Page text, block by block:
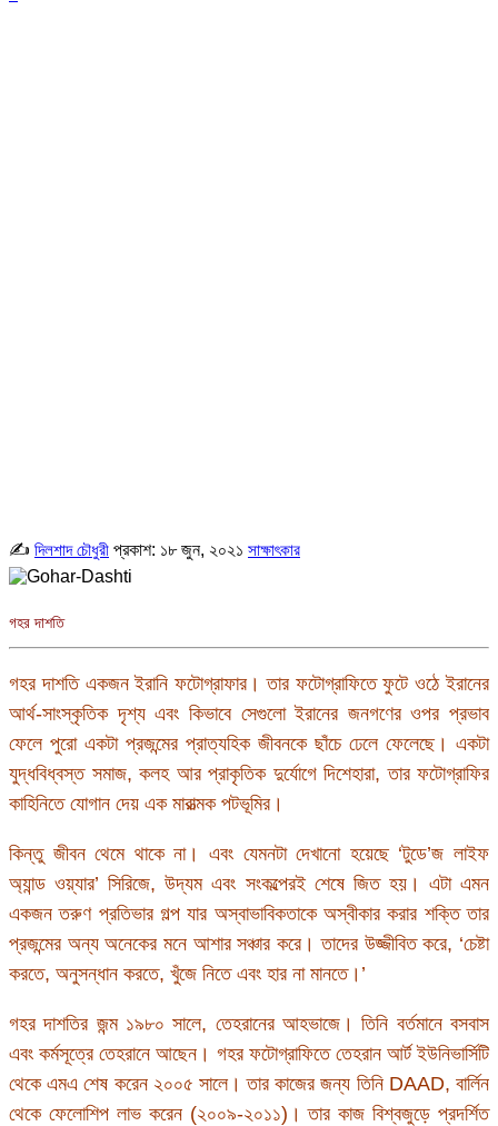
✍ দিলশাদ চৌধুরী প্রকাশ: ১৮ জুন, ২০২১ সাক্ষাৎকার
গহর দাশতি
গহর দাশতি একজন ইরানি ফটোগ্রাফার। তার ফটোগ্রাফিতে ফুটে ওঠে ইরানের
আর্থ-সাংস্কৃতিক দৃশ্য এবং কিভাবে সেগুলো ইরানের জনগণের ওপর প্রভাব
ফেলে পুরো একটা প্রজন্মের প্রাত্যহিক জীবনকে ছাঁচে ঢেলে ফেলেছে। একটা
যুদ্ধবিধ্বস্ত সমাজ, কলহ আর প্রাকৃতিক দুর্যোগে দিশেহারা, তার ফটোগ্রাফির
কাহিনিতে যোগান দেয় এক মারাত্মক পটভূমির।
কিন্তু জীবন থেমে থাকে না। এবং যেমনটা দেখানো হয়েছে ‘টুডে’জ লাইফ
অ্যান্ড ওয়্যার’ সিরিজে, উদ্যম এবং সংকল্পেরই শেষে জিত হয়। এটা এমন
একজন তরুণ প্রতিভার গল্প যার অস্বাভাবিকতাকে অস্বীকার করার শক্তি তার
প্রজন্মের অন্য অনেকের মনে আশার সঞ্চার করে। তাদের উজ্জীবিত করে, ‘চেষ্টা
করতে, অনুসন্ধান করতে, খুঁজে নিতে এবং হার না মানতে।’
গহর দাশতির জন্ম ১৯৮০ সালে, তেহরানের আহভাজে। তিনি বর্তমানে বসবাস
এবং কর্মসূত্রে তেহরানে আছেন। গহর ফটোগ্রাফিতে তেহরান আর্ট ইউনিভার্সিটি
থেকে এমএ শেষ করেন ২০০৫ সালে। তার কাজের জন্য তিনি DAAD, বার্লিন
থেকে ফেলোশিপ লাভ করেন (২০০৯-২০১১)। তার কাজ বিশ্বজুড়ে প্রদর্শিত